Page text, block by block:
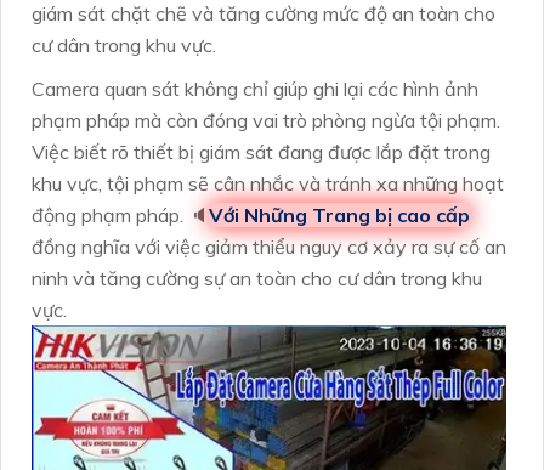
giám sát chặt chẽ và tăng cường mức độ an toàn cho
cư dân trong khu vực.
Camera quan sát không chỉ giúp ghi lại các hình ảnh
phạm pháp mà còn đóng vai trò phòng ngừa tội phạm.
Việc biết rõ thiết bị giám sát đang được lắp đặt trong
khu vực, tội phạm sẽ cân nhắc và tránh xa những hoạt
động phạm pháp. 🔈 Với Những Trang bị cao cấp
đồng nghĩa với việc giảm thiểu nguy cơ xảy ra sự cố an
ninh và tăng cường sự an toàn cho cư dân trong khu
vực.